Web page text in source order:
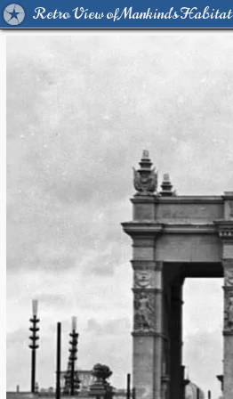
Retro View of Mankind's Habitat